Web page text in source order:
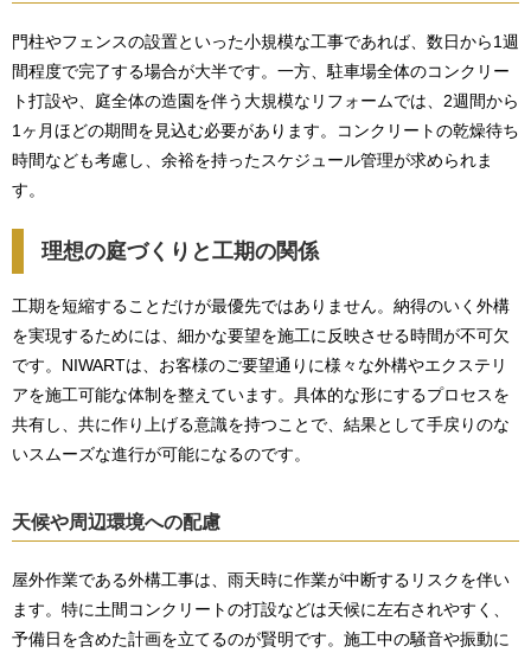
門柱やフェンスの設置といった小規模な工事であれば、数日から1週
間程度で完了する場合が大半です。一方、駐車場全体のコンクリー
ト打設や、庭全体の造園を伴う大規模なリフォームでは、2週間から
1ヶ月ほどの期間を見込む必要があります。コンクリートの乾燥待ち
時間なども考慮し、余裕を持ったスケジュール管理が求められま
す。
理想の庭づくりと工期の関係
工期を短縮することだけが最優先ではありません。納得のいく外構
を実現するためには、細かな要望を施工に反映させる時間が不可欠
です。NIWARTは、お客様のご要望通りに様々な外構やエクステリ
アを施工可能な体制を整えています。具体的な形にするプロセスを
共有し、共に作り上げる意識を持つことで、結果として手戻りのな
いスムーズな進行が可能になるのです。
天候や周辺環境への配慮
屋外作業である外構工事は、雨天時に作業が中断するリスクを伴い
ます。特に土間コンクリートの打設などは天候に左右されやすく、
予備日を含めた計画を立てるのが賢明です。施工中の騒音や振動に